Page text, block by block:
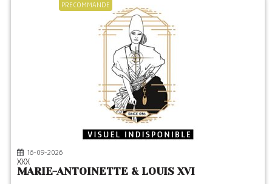
PRECOMMANDE
16-09-2026
XXX
MARIE-ANTOINETTE & LOUIS XVI